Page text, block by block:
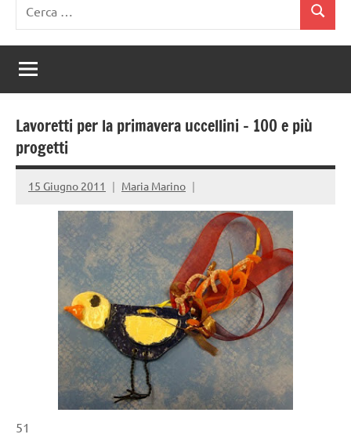
per:
Cerca
Lavoretti per la primavera uccellini – 100 e più
progetti
15 Giugno 2011 Maria Marino
51